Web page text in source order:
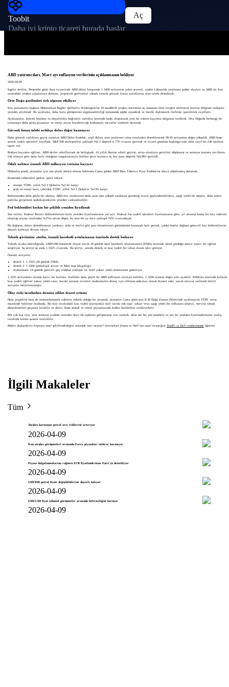
Toobit
Daha iyi kripto ticareti burada başlar
Aç
ABD yatırımcıları, Mart ayı enflasyon verilerinin açıklanmasını bekliyor
2026-04-09
İngiliz sterlini, Perşembe günü Asya ticaretinde ABD doları karşısında 1.3400 seviyesine yakın seyretti, çünkü Lübnan'da yenilenen şiddet olayları ve ABD ile İran
arasındaki ateşkes çabalarının durması, jeopolitik gerilimleri yüksek tutarak güvenli liman varlıklarına olan talebi destekledi.
Orta Doğu gerilimleri risk algısını etkiliyor
İran parlamento başkanı Mohammad Bagher Qalibaf'ın Washington'un 10 maddelik ateşkes önerisinin üç unsurunu ihlal ettiğini söylemesi üzerine bölgesel endişeler
yeniden alevlendi. Bu açıklama, daha fazla görüşmenin uygulanabilirliği konusunda şüphe uyandırdı ve önceki diplomatik ilerleme işaretlerini zayıflattı.
Açıklamalar, küresel büyüme ve duyarlılıkla bağlantılı varlıklar üzerinde baskı oluşturarak yeni bir riskten kaçınma dalgasını tetikledi. Orta Doğu'da herhangi bir
tırmanışın daha geniş piyasaları ve enerji arzını bozabileceği korkusuyla tüccarlar temkinli davrandı.
Güvenli liman talebi arttıkça dolar değer kazanıyor
Daha güvenli varlıklara geçişi yansıtan ABD Dolar Endeksi, yeşil dolara olan yenilenen talep tarafından desteklenerek 99.05 seviyesine doğru yükseldi. ABD hisse
senedi vadeli işlemleri zayıfladı, S&P 500 sözleşmeleri yaklaşık %0.2 düşerek 6,770 civarına geriledi ve ticaret gününün başlangıcında daha zayıf bir risk iştahına
işaret etti.
Riskten kaçınma eğilimi, ABD devlet tahvillerinde de belirgindi. 10 yıllık Hazine tahvil getirisi, artan alımların getirileri düşürmesi ve sermaye koruma tercihinin
risk almaya göre daha fazla olduğunu vurgulamasıyla birlikte gece boyunca üç baz puan düşerek %4.88'e geriledi.
Odak noktası önemli ABD enflasyon verisine kayıyor
Dikkatler şimdi, piyasalar için ana planlı sürücü olması beklenen Cuma günkü ABD Mart Tüketici Fiyat Endeksi'ne sıkıca odaklanmış durumda.
Konsensüs tahminleri şunları işaret ediyor:
manşet TÜFE: yıllık %3.3 (Şubat'ta %2.4'e karşı)
gıda ve enerji hariç çekirdek TÜFE: yıllık %3.1 (Şubat'ta %2.8'e karşı)
Beklenenden daha güçlü bir okuma, ABD faiz oranlarının daha uzun süre yüksek tutulması gerektiği tezini güçlendirebilirken, aşağı yönlü bir sürpriz, daha erken
politika gevşemesi spekülasyonlarını yeniden canlandırabilir.
Fed beklentileri keskin bir şekilde yeniden fiyatlandı
Son veriler, Federal Rezerv beklentilerinin hızla yeniden fiyatlanmasına yol açtı. Federal fon vadeli işlemleri fiyatlamasına göre, yıl ortasına kadar bir faiz indirimi
olasılığı piyasa tarafından %15'in altına düştü, bu oran bir ay önce yaklaşık %55 civarındaydı.
Bu değişim, doları desteklemeye yardımcı oldu ve sterlin gibi para birimlerinin görünümünü karmaşık hale getirdi, çünkü bunlar değişen göreceli faiz beklentilerine
duyarlı kalmaya devam ediyor.
Teknik görünüm: sterlin, önemli hareketli ortalamanın üzerinde destek buluyor
Teknik açıdan bakıldığında, GBP/USD konsolide oluyor ancak 20 günlük üstel hareketli ortalamasının (EMA) üzerinde işlem gördüğü sürece yapıcı bir eğilim
sergiliyor, bu seviye şu anda 1.3325 civarında. Bu seviye, anında destek ve kısa vadeli bir taban olarak işlev görüyor.
Önemli seviyeler:
destek 1: 1.3325 (20 günlük EMA)
destek 2: 1.3200 (psikolojik seviye ve Mart başı sıkışıklığı)
momentum: 14 günlük göreceli güç endeksi yaklaşık 54, hafif yukarı yönlü momentum gösteriyor
1.3325 seviyesinin altında kalıcı bir kırılma, özellikle daha güçlü bir ABD enflasyon verisiyle birlikte, 1.3200 alanına doğru yolu açabilir. EMA'nın üzerinde kalmak,
kısa vadeli eğilimi yukarı yönlü tutar, önceki salınım zirveleri muhtemelen direnç için referans noktaları olarak hizmet eder, ancak mevcut verilerde belirli
seviyeler belirtilmemiştir.
Olay riski tarafından domine edilen ticaret ortamı
Hem jeopolitik hem de makroekonomik risklerin yüksek olduğu bir ortamda, piyasalar Cuma günü saat 8:30 Doğu Zaman Dilimi'nde açıklanacak TÜFE verisi
öncesinde bekleme modunda. Bu olay etrafındaki kısa vadeli pozisyonlar ikili tarzda risk taşır: yukarı veya aşağı yönlü bir enflasyon sürprizi, mevcut teknik
düzenlemeleri geçersiz kılabilir ve döviz, hisse senedi ve tahvil piyasalarında keskin hareketleri tetikleyebilir.
Pek çok kişi için, yeni sermaye taahhüt etmeden önce ilk tepkinin gelişmesine izin vermek, daha net bir yön sunabilir ve ani bir yeniden fiyatlandırmanın yanlış
tarafında kalma şansını azaltabilir.
Makro değişimlerin kriptoyu nasıl şekillendirdiğini anlamak ister misiniz? Geleneksel finans ve DeFi'nin nasıl kesiştiğini TradFi vs DeFi rehberimizdeöğrenin.
İlgili Makaleler
Tüm
Ateşkes karmaşası petrol arzı risklerini artırıyor
2026-04-09
İran ateşkes görüşmeleri sırasında Forex piyasaları istikrar kazanıyor
2026-04-09
Piyasa dalgalanmalarına rağmen ECB fiyatlandırması Euro'yu destekliyor
2026-04-09
USD/INR petrol fiyatı değişikliklerine duyarlı kalıyor
2026-04-09
USD/CAD fiyat tahmini görüşmeler arasında belirsizliğini koruyor
2026-04-09